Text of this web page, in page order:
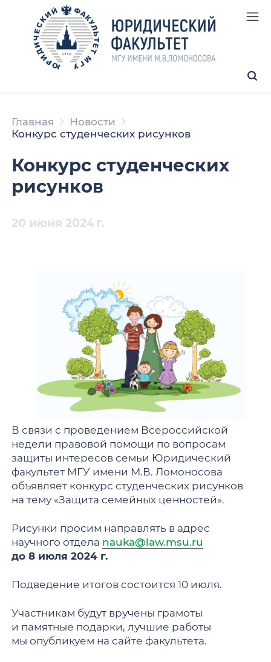
Главная
Новости
Конкурс студенческих рисунков
Конкурс студенческих
рисунков
20 июня 2024 г.
В связи с проведением Всероссийской
недели правовой помощи по вопросам
защиты интересов семьи Юридический
факультет МГУ имени М.В. Ломоносова
объявляет конкурс студенческих рисунков
на тему «Защита семейных ценностей».
Рисунки просим направлять в адрес
научного отдела nauka@law.msu.ru
до 8 июля 2024 г.
Подведение итогов состоится 10 июля.
Участникам будут вручены грамоты
и памятные подарки, лучшие работы
мы опубликуем на сайте факультета.